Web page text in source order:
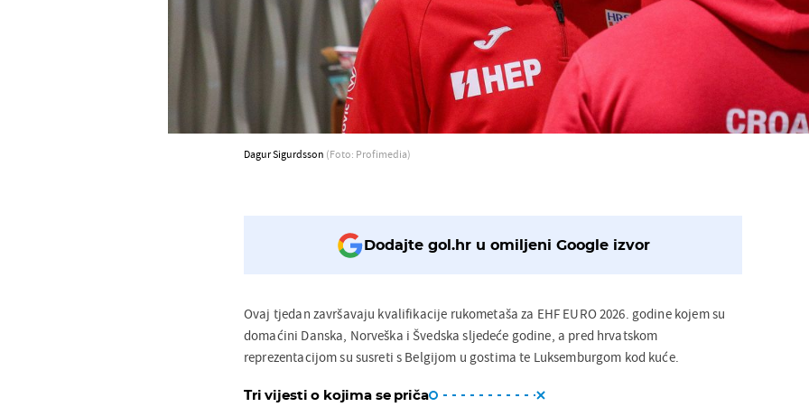
Dagur Sigurdsson (Foto: Profimedia)
Dodajte gol.hr u omiljeni Google izvor
Ovaj tjedan završavaju kvalifikacije rukometaša za EHF EURO 2026. godine kojem su
domaćini Danska, Norveška i Švedska sljedeće godine, a pred hrvatskom
reprezentacijom su susreti s Belgijom u gostima te Luksemburgom kod kuće.
Tri vijesti o kojima se priča